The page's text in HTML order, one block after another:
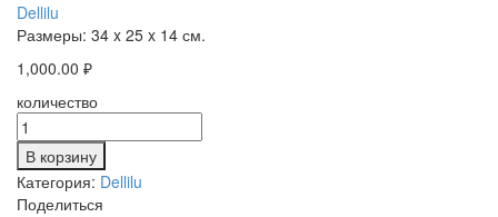
Dellilu
Размеры: 34 x 25 x 14 см.
1,000.00 ₽
количество
В корзину
Категория: Dellilu
Поделиться